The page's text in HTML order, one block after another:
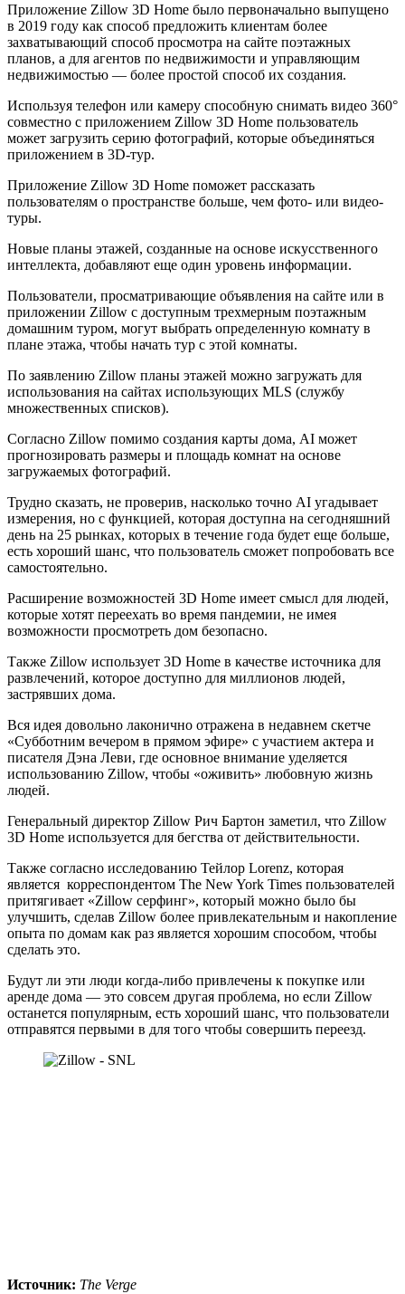
Приложение Zillow 3D Home было первоначально выпущено
в 2019 году как способ предложить клиентам более
захватывающий способ просмотра на сайте поэтажных
планов, а для агентов по недвижимости и управляющим
недвижимостью — более простой способ их создания.
Используя телефон или камеру способную снимать видео 360°
совместно с приложением Zillow 3D Home пользователь
может загрузить серию фотографий, которые объединяться
приложением в 3D-тур.
Приложение Zillow 3D Home поможет рассказать
пользователям о пространстве больше, чем фото- или видео-
туры.
Новые планы этажей, созданные на основе искусственного
интеллекта, добавляют еще один уровень информации.
Пользователи, просматривающие объявления на сайте или в
приложении Zillow с доступным трехмерным поэтажным
домашним туром, могут выбрать определенную комнату в
плане этажа, чтобы начать тур с этой комнаты.
По заявлению Zillow планы этажей можно загружать для
использования на сайтах использующих MLS (службу
множественных списков).
Согласно Zillow помимо создания карты дома, AI может
прогнозировать размеры и площадь комнат на основе
загружаемых фотографий.
Трудно сказать, не проверив, насколько точно AI угадывает
измерения, но с функцией, которая доступна на сегодняшний
день на 25 рынках, которых в течение года будет еще больше,
есть хороший шанс, что пользователь сможет попробовать все
самостоятельно.
Расширение возможностей 3D Home имеет смысл для людей,
которые хотят переехать во время пандемии, не имея
возможности просмотреть дом безопасно.
Также Zillow использует 3D Home в качестве источника для
развлечений, которое доступно для миллионов людей,
застрявших дома.
Вся идея довольно лаконично отражена в недавнем скетче
«Субботним вечером в прямом эфире» с участием актера и
писателя Дэна Леви, где основное внимание уделяется
использованию Zillow, чтобы «оживить» любовную жизнь
людей.
Генеральный директор Zillow Рич Бартон заметил, что Zillow
3D Home используется для бегства от действительности.
Также согласно исследованию Тейлор Lorenz, которая
является корреспондентом The New York Times пользователей
притягивает «Zillow серфинг», который можно было бы
улучшить, сделав Zillow более привлекательным и накопление
опыта по домам как раз является хорошим способом, чтобы
сделать это.
Будут ли эти люди когда-либо привлечены к покупке или
аренде дома — это совсем другая проблема, но если Zillow
останется популярным, есть хороший шанс, что пользователи
отправятся первыми в для того чтобы совершить переезд.
Источник: The Verge